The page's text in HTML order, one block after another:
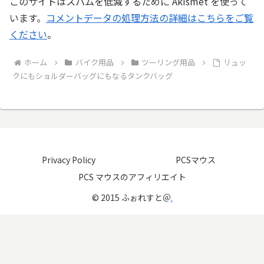
います。 コメントデータの処理方法の詳細はこちらをご覧
ください。
ホーム バイク用品 ツーリング用品
リュッ
クにもショルダーバッグにもなるタンクバッグ
Privacy Policy
PCSマウス
PCS マウスのアフィリエイト
© 2015 ふぉれすと＠.